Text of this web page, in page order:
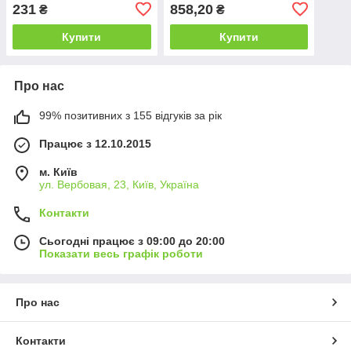
231 ₴
Купити
858,20₴
Купити
Про нас
99% позитивних з 155 відгуків за рік
Працює з 12.10.2015
м. Київ
ул. Вербовая, 23, Київ, Україна
Контакти
Сьогодні працює з 09:00 до 20:00
Показати весь графік роботи
Про нас
Контакти